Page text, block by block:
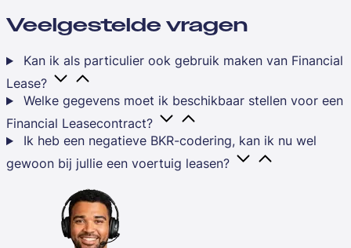
Veelgestelde vragen
Kan ik als particulier ook gebruik maken van Financial
Lease?
Welke gegevens moet ik beschikbaar stellen voor een
Financial Leasecontract?
Ik heb een negatieve BKR-codering, kan ik nu wel
gewoon bij jullie een voertuig leasen?